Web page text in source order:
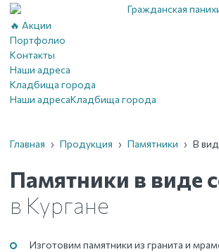
Гражданская
🔥 Акции
Портфолио
Контакты
Наши адреса
Кладбища города
Наши адресаКладбища города
Главная › Продукция › Памятники › В
Памятники в виде
в Кургане
Изготовим памятники из гранита и